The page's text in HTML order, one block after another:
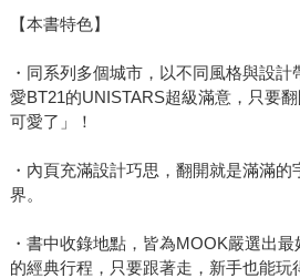
【本書特色】
・同系列多個城市，以不同風格與設
愛BT21的UNISTARS超級滿意，只要
可愛了」！
・內頁充滿設計巧思，翻開就是滿滿
界。
・書中收錄地點，皆為MOOK嚴選出
的經典行程，只要跟著走，新手也能玩